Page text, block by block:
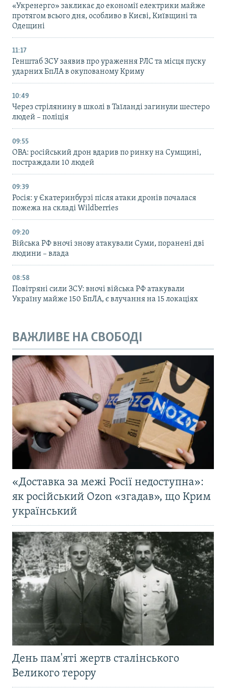
«Укренерго» закликає до економії електрики майже
протягом всього дня, особливо в Києві, Київщині та
Одещині
11:17
Генштаб ЗСУ заявив про ураження РЛС та місця пуску
ударних БпЛА в окупованому Криму
10:49
Через стрілянину в школі в Таїланді загинули шестеро
людей – поліція
09:55
ОВА: російський дрон вдарив по ринку на Сумщині,
постраждали 10 людей
09:39
Росія: у Єкатеринбурзі після атаки дронів почалася
пожежа на складі Wildberries
09:20
Війська РФ вночі знову атакували Суми, поранені дві
людини – влада
08:58
Повітряні сили ЗСУ: вночі війська РФ атакували
Україну майже 150 БпЛА, є влучання на 15 локаціях
ВАЖЛИВЕ НА СВОБОДІ
«Доставка за межі Росії недоступна»:
як російський Ozon «згадав», що Крим
український
День пам'яті жертв сталінського
Великого терору